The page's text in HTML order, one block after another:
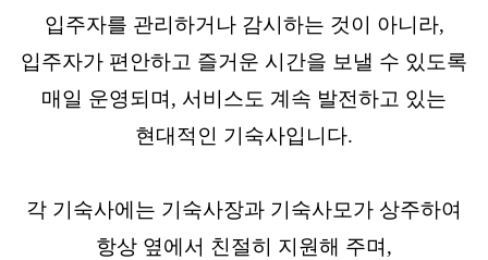
입주자를 관리하거나 감시하는 것이 아니라,
입주자가 편안하고 즐거운 시간을 보낼 수 있도록
매일 운영되며, 서비스도 계속 발전하고 있는
현대적인 기숙사입니다.
각 기숙사에는 기숙사장과 기숙사모가 상주하여
항상 옆에서 친절히 지원해 주며,